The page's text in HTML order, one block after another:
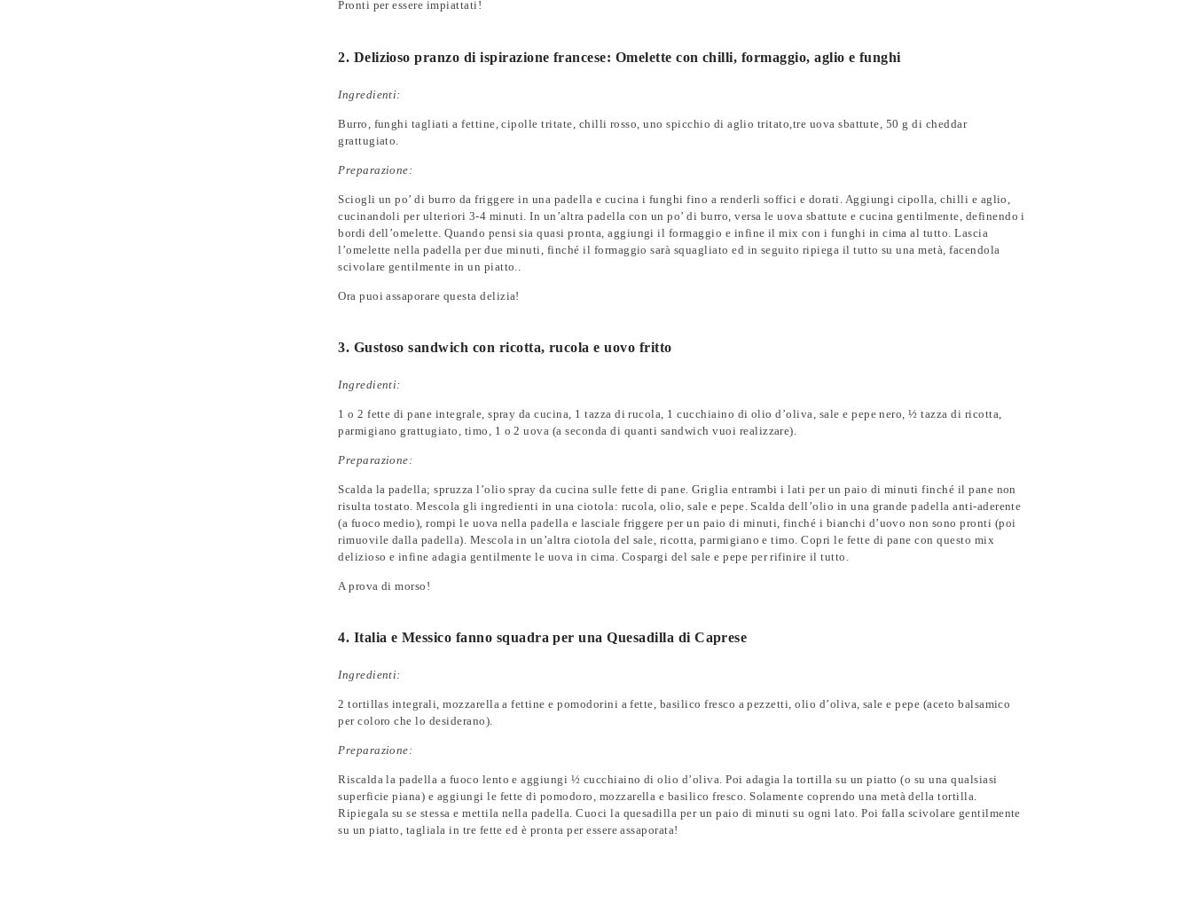
Pronti per essere impiattati!
2. Delizioso pranzo di ispirazione francese: Omelette con chilli, formaggio, aglio e funghi
Ingredienti:
Burro, funghi tagliati a fettine, cipolle tritate, chilli rosso, uno spicchio di aglio tritato,tre uova sbattute, 50 g di cheddar
grattugiato.
Preparazione:
Sciogli un po’ di burro da friggere in una padella e cucina i funghi fino a renderli soffici e dorati. Aggiungi cipolla, chilli e aglio,
cucinandoli per ulteriori 3-4 minuti. In un’altra padella con un po’ di burro, versa le uova sbattute e cucina gentilmente, definendo i
bordi dell’omelette. Quando pensi sia quasi pronta, aggiungi il formaggio e infine il mix con i funghi in cima al tutto. Lascia
l’omelette nella padella per due minuti, finché il formaggio sarà squagliato ed in seguito ripiega il tutto su una metà, facendola
scivolare gentilmente in un piatto..
Ora puoi assaporare questa delizia!
3. Gustoso sandwich con ricotta, rucola e uovo fritto
Ingredienti:
1 o 2 fette di pane integrale, spray da cucina, 1 tazza di rucola, 1 cucchiaino di olio d’oliva, sale e pepe nero, ½ tazza di ricotta,
parmigiano grattugiato, timo, 1 o 2 uova (a seconda di quanti sandwich vuoi realizzare).
Preparazione:
Scalda la padella; spruzza l’olio spray da cucina sulle fette di pane. Griglia entrambi i lati per un paio di minuti finché il pane non
risulta tostato. Mescola gli ingredienti in una ciotola: rucola, olio, sale e pepe. Scalda dell’olio in una grande padella anti-aderente
(a fuoco medio), rompi le uova nella padella e lasciale friggere per un paio di minuti, finché i bianchi d’uovo non sono pronti (poi
rimuovile dalla padella). Mescola in un’altra ciotola del sale, ricotta, parmigiano e timo. Copri le fette di pane con questo mix
delizioso e infine adagia gentilmente le uova in cima. Cospargi del sale e pepe per rifinire il tutto.
A prova di morso!
4. Italia e Messico fanno squadra per una Quesadilla di Caprese
Ingredienti:
2 tortillas integrali, mozzarella a fettine e pomodorini a fette, basilico fresco a pezzetti, olio d’oliva, sale e pepe (aceto balsamico
per coloro che lo desiderano).
Preparazione:
Riscalda la padella a fuoco lento e aggiungi ½ cucchiaino di olio d’oliva. Poi adagia la tortilla su un piatto (o su una qualsiasi
superficie piana) e aggiungi le fette di pomodoro, mozzarella e basilico fresco. Solamente coprendo una metà della tortilla.
Ripiegala su se stessa e mettila nella padella. Cuoci la quesadilla per un paio di minuti su ogni lato. Poi falla scivolare gentilmente
su un piatto, tagliala in tre fette ed è pronta per essere assaporata!